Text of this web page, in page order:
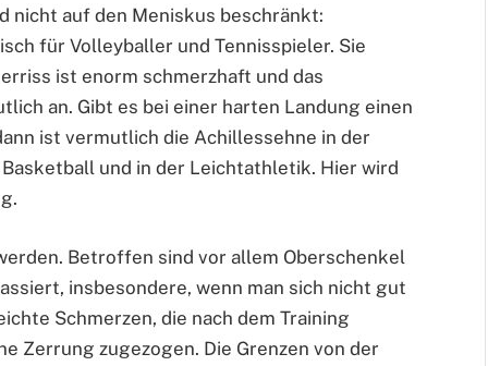
nicht auf den Meniskus beschränkt:
für Volleyballer und Tennisspieler. Sie
ist enorm schmerzhaft und das
an. Gibt es bei einer harten Landung einen
ist vermutlich die Achillessehne in der
und in der Leichtathletik. Hier wird
Betroffen sind vor allem Oberschenkel
insbesondere, wenn man sich nicht gut
Schmerzen, die nach dem Training
Zerrung zugezogen. Die Grenzen von der